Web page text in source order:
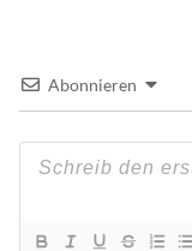
Abonnieren